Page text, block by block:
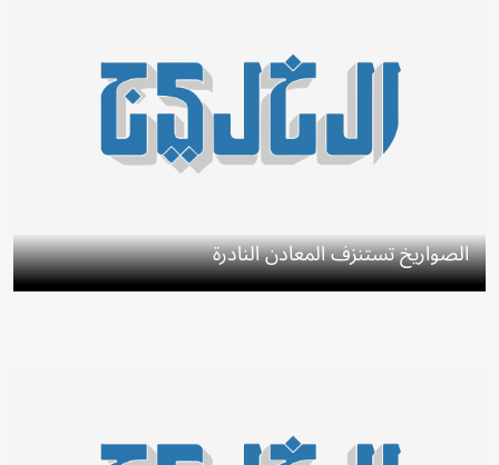
الصواريخ تستنزف المعادن النادرة